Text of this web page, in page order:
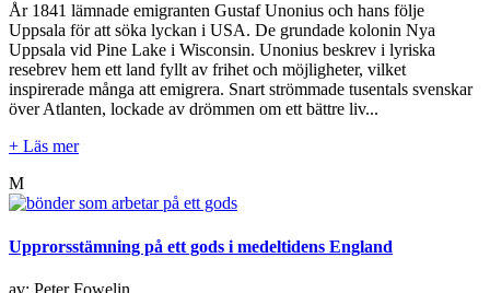
År 1841 lämnade emigranten Gustaf Unonius och hans följe
Uppsala för att söka lyckan i USA. De grundade kolonin Nya
Uppsala vid Pine Lake i Wisconsin. Unonius beskrev i lyriska
resebrev hem ett land fyllt av frihet och möjligheter, vilket
inspirerade många att emigrera. Snart strömmade tusentals svenskar
över Atlanten, lockade av drömmen om ett bättre liv...
+ Läs mer
M
Upprorsstämning på ett gods i medeltidens England
av: Peter Fowelin